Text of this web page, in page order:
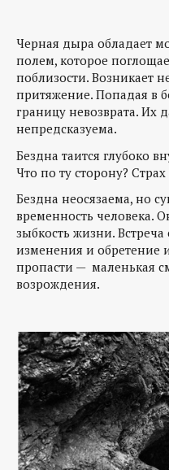
Черная дыра обладает
полем, которое
поблизости. Возникает
притяжение. Попадая в
границу невозврата. Их
непредсказуема.
Бездна таится глубоко
Что по ту сторону?
Бездна неосязаема, но
временность человека.
зыбкость жизни.
изменения и обретение
пропасти — маленькая
возрождения.